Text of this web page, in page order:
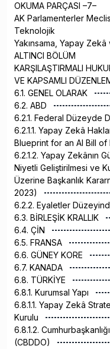
OKUMA PARÇASI –7–
AK Parlamenterler
Teknolojik
Yakınsama, Yapay Zekâ
ALTINCI BÖLÜM
KARŞILAŞTIRMALI
VE KAPSAMLI
6.1. GENEL OLARAK
6.2. ABD
6.2.1. Federal Düzeyde
6.2.1.1. Yapay Zekâ
Blueprint for an AI Bill of
6.2.1.2. Yapay Zekânın
Niyetli Geliştirilmesi ve
Üzerine Başkanlık
2023)
6.2.2. Eyaletler
6.3. BİRLEŞİK KRALLIK
6.4. ÇİN
6.5. FRANSA
6.6. GÜNEY KORE
6.7. KANADA
6.8. TÜRKİYE
6.8.1. Kurumsal Yapı
6.8.1.1. Yapay Zekâ
Kurulu
6.8.1.2.
(CBDDO)